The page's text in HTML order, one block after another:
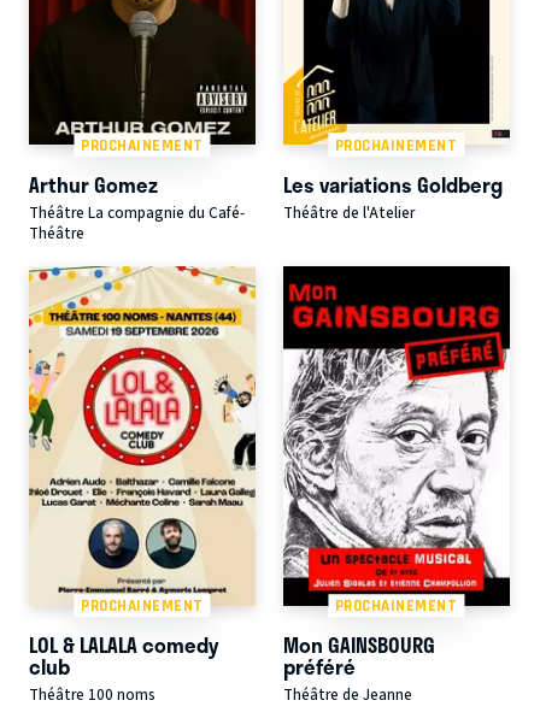
PROCHAINEMENT
Arthur Gomez
Théâtre La compagnie du Café-
Théâtre
PROCHAINEMENT
Les variations Goldberg
Théâtre de l'Atelier
PROCHAINEMENT
LOL & LALALA comedy
club
Théâtre 100 noms
PROCHAINEMENT
Mon GAINSBOURG
préféré
Théâtre de Jeanne